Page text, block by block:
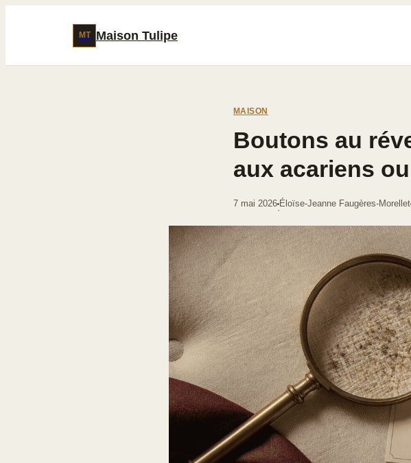
MT Maison Tulipe
MAISON
Boutons au
aux acariens
7 mai 2026
·
Éloïse-Jeanne Faugères-Morellet